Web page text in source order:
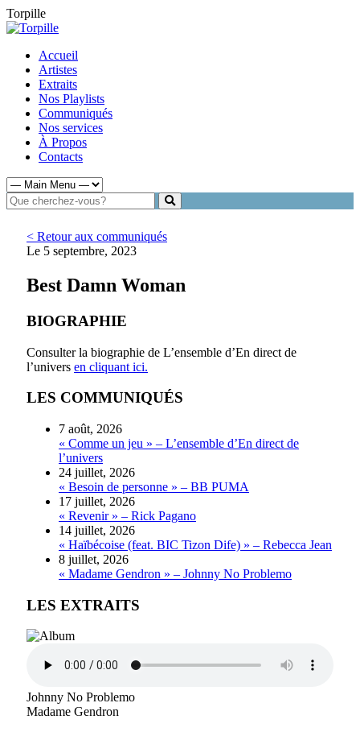
Torpille
Accueil
Artistes
Extraits
Nos Playlists
Communiqués
Nos services
À Propos
Contacts
< Retour aux communiqués
Le 5 septembre, 2023
Best Damn Woman
BIOGRAPHIE
Consulter la biographie de L’ensemble d’En direct de
l’univers en cliquant ici.
LES COMMUNIQUÉS
7 août, 2026
« Comme un jeu » – L’ensemble d’En direct de
l’univers
24 juillet, 2026
« Besoin de personne » – BB PUMA
17 juillet, 2026
« Revenir » – Rick Pagano
14 juillet, 2026
« Haïbécoise (feat. BIC Tizon Dife) » – Rebecca Jean
8 juillet, 2026
« Madame Gendron » – Johnny No Problemo
LES EXTRAITS
Johnny No Problemo
Madame Gendron